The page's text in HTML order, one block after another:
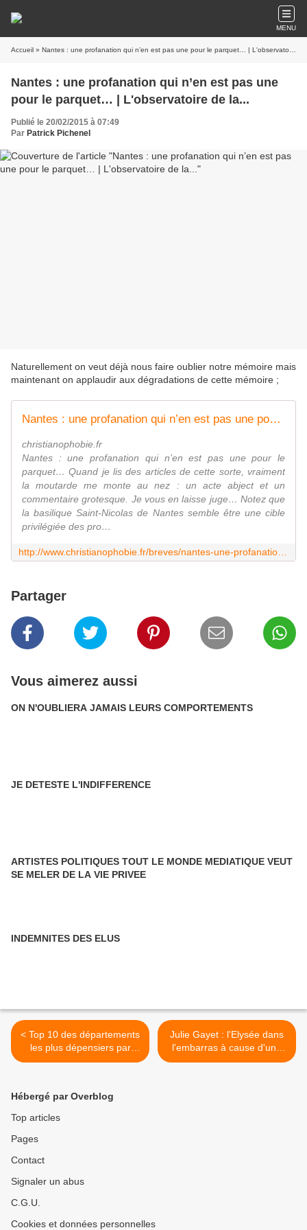
MENU
Accueil » Nantes : une profanation qui n’en est pas une pour le parquet… | L'observatoire de la...
Nantes : une profanation qui n’en est pas une
pour le parquet… | L'observatoire de la...
Publié le 20/02/2015 à 07:49
Par Patrick Pichenel
Naturellement on veut déjà nous faire oublier notre mémoire mais
maintenant on applaudir aux dégradations de cette mémoire ;
Nantes : une profanation qui n’en est pas une pour le parquet… | L'observatoire de la...
christianophobie.fr
Nantes : une profanation qui n’en est pas une pour le
parquet… Quand je lis des articles de cette sorte, vraiment
la moutarde me monte au nez : un acte abject et un
commentaire grotesque. Je vous en laisse juge… Notez que
la basilique Saint-Nicolas de Nantes semble être une cible
privilégiée des pro…
Partager
Vous aimerez aussi
ON N'OUBLIERA JAMAIS LEURS COMPORTEMENTS
JE DETESTE L'INDIFFERENCE
ARTISTES POLITIQUES TOUT LE MONDE MEDIATIQUE VEUT
SE MELER DE LA VIE PRIVEE
INDEMNITES DES ELUS
< Top 10 des départements
les plus dépensiers par
habitant | Observatoire des
Julie Gayet : l'Elysée dans
l'embarras à cause d'une
affaire d'argent >
Hébergé par Overblog
Top articles
Pages
Contact
Signaler un abus
C.G.U.
Cookies et données personnelles